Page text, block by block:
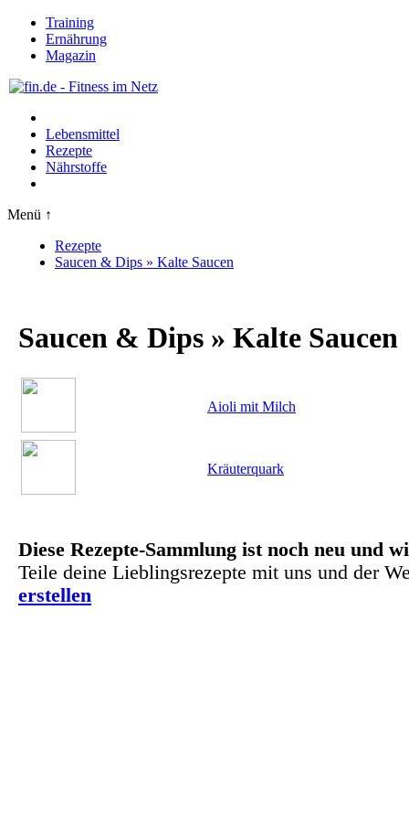
Training
Ernährung
Magazin
Lebensmittel
Rezepte
Nährstoffe
Menü ↑
Rezepte
Saucen & Dips » Kalte Saucen
Saucen & Dips » Kalte Saucen
Aioli mit Milch
Kräuterquark
Diese Rezepte-Sammlung ist noch neu und
Teile deine Lieblingsrezepte mit uns und der
erstellen